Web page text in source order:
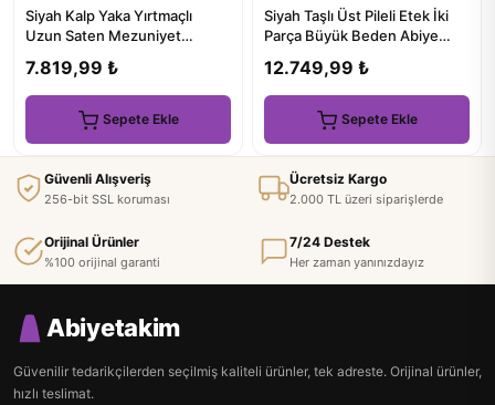
Siyah Kalp Yaka Yırtmaçlı
Uzun Saten Mezuniyet
7.819,99 ₺
Sepete Ekle
Siyah Taşlı Üst Pileli Etek İki
Parça Büyük Beden Abiye
12.749,99 ₺
Sepete Ekle
Güvenli Alışveriş
256-bit SSL koruması
Ücretsiz Kargo
2.000 TL üzeri siparişlerde
Orijinal Ürünler
%100 orijinal garanti
7/24 Destek
Her zaman yanınızdayız
Abiyetakim
Güvenilir tedarikçilerden seçilmiş kaliteli ürünler, tek adreste. Orijinal ürünler,
hızlı teslimat.